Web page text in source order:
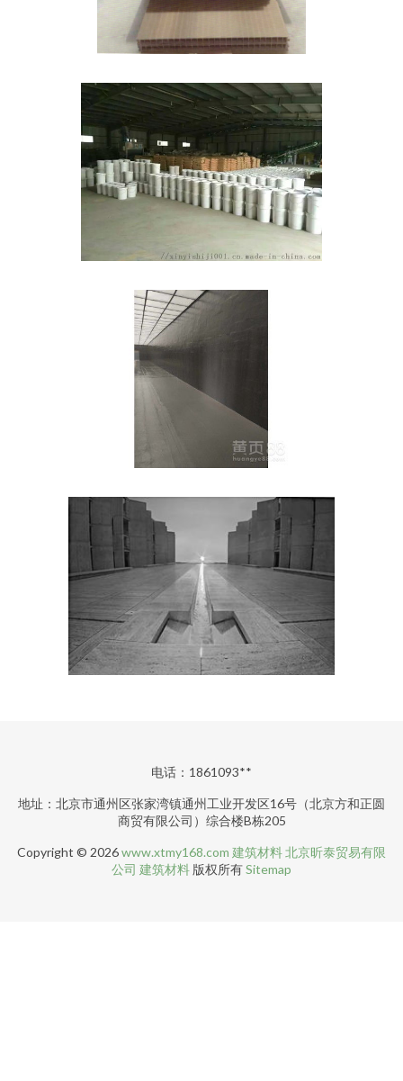
电话：1861093**
地址：北京市通州区张家湾镇通州工业开发区16号（北京方和正圆
商贸有限公司）综合楼B栋205
Copyright © 2026www.xtmy168.com 建筑材料北京昕泰贸易有限
公司 建筑材料 版权所有Sitemap